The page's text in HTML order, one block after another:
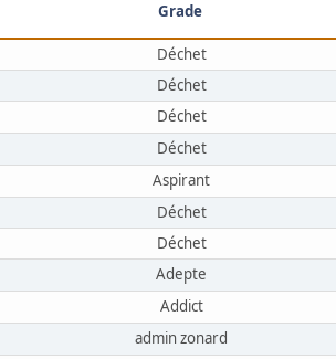
Grade
Déchet
Déchet
Déchet
Déchet
Aspirant
Déchet
Déchet
Adepte
Addict
admin zonard